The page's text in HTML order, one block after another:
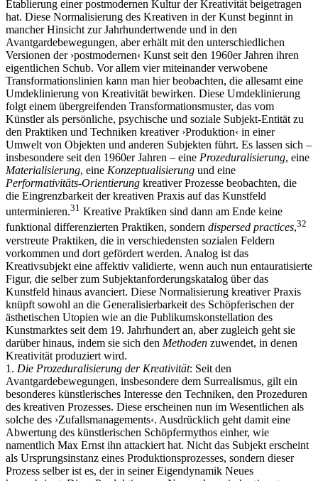
Etablierung einer postmodernen Kultur der Kreativität beigetragen
hat. Diese Normalisierung des Kreativen in der Kunst beginnt in
mancher Hinsicht zur Jahrhundertwende und in den
Avantgardebewegungen, aber erhält mit den unterschiedlichen
Versionen der ›postmodernen‹ Kunst seit den 1960er Jahren ihren
eigentlichen Schub. Vor allem vier miteinander verwobene
Transformationslinien kann man hier beobachten, die allesamt eine
Umdeklinierung von Kreativität bewirken. Diese Umdeklinierung
folgt einem übergreifenden Transformationsmuster, das vom
Künstler als persönliche, psychische und soziale Subjekt-Entität zu
den Praktiken und Techniken kreativer ›Produktion‹ in einer
Umwelt von Objekten und anderen Subjekten führt. Es lassen sich –
insbesondere seit den 1960er Jahren – eine Prozeduralisierung, eine
Materialisierung, eine Konzeptualisierung und eine
Performativitäts-Orientierung kreativer Prozesse beobachten, die
die Eingrenzbarkeit der kreativen Praxis auf das Kunstfeld
unterminieren.31 Kreative Praktiken sind dann am Ende keine
funktional differenzierten Praktiken, sondern dispersed practices,32
verstreute Praktiken, die in verschiedensten sozialen Feldern
vorkommen und dort gefördert werden. Analog ist das
Kreativsubjekt eine affektiv validierte, wenn auch nun entauratisierte
Figur, die selber zum Subjektanforderungskatalog über das
Kunstfeld hinaus avanciert. Diese Normalisierung kreativer Praxis
knüpft sowohl an die Generalisierbarkeit des Schöpferischen der
ästhetischen Utopien wie an die Publikumskonstellation des
Kunstmarktes seit dem 19. Jahrhundert an, aber zugleich geht sie
darüber hinaus, indem sie sich den Methoden zuwendet, in denen
Kreativität produziert wird.
1. Die Prozeduralisierung der Kreativität: Seit den
Avantgardebewegungen, insbesondere dem Surrealismus, gilt ein
besonderes künstlerisches Interesse den Techniken, den Prozeduren
des kreativen Prozesses. Diese erscheinen nun im Wesentlichen als
solche des ›Zufallsmanagements‹. Ausdrücklich geht damit eine
Abwertung des künstlerischen Schöpfermythos einher, wie
namentlich Max Ernst ihn attackiert hat. Nicht das Subjekt erscheint
als Ursprungsinstanz eines Produktionsprozesses, sondern dieser
Prozess selber ist es, der in seiner Eigendynamik Neues